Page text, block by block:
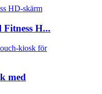
Fitness H...
med